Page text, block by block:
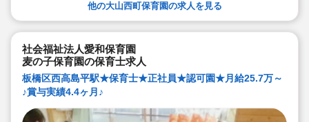
他の大山西町保育園の求人を見る
社会福祉法人愛和保育園
麦の子保育園の保育士求人
板橋区西高島平駅★保育士★正社員★認可園★月給25.7万～
♪賞与実績4.4ヶ月♪